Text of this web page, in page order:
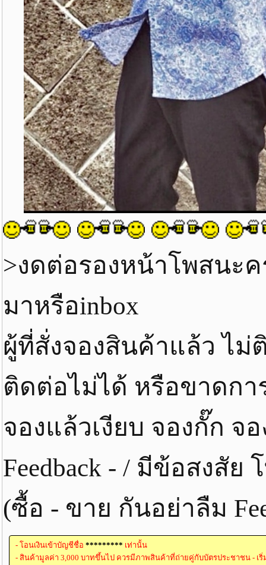
>งดต่อรองหน้าโพสนะ
มาหรือinbox
ผู้ที่สั่งจองสินค้าแล้ว ไม่
ติดต่อไม่ได้ หรือขาดก
จองแล้วเงียบ จองกั๊ก
Feedback - / มีข้อสงสั
(ซื้อ - ขาย กันอย่าลืม
- โอนเงินเข้าบัญชีชื่อ ********* เท่านั้น
- สินค้ามูลค่า 3,000 บาทขึ้นไป ควรมีภาพสินค้าที่ถ่ายคู่กับบัตรประชาชน - เริ่